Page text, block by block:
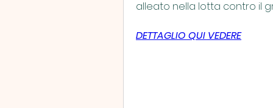
alleato nella lotta contro il
DETTAGLIO QUI VEDERE